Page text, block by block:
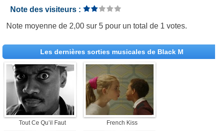
Note des visiteurs :
Note moyenne de 2,00 sur5 pour un total de 1 votes.
Les dernières sorties musicales de Black M
Tout Ce Qu’il Faut French Kiss